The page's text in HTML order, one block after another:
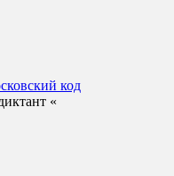
код
«